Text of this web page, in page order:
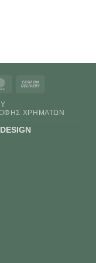
MasterCard
Delivery
ΧΡΗΜΆΤΩΝ